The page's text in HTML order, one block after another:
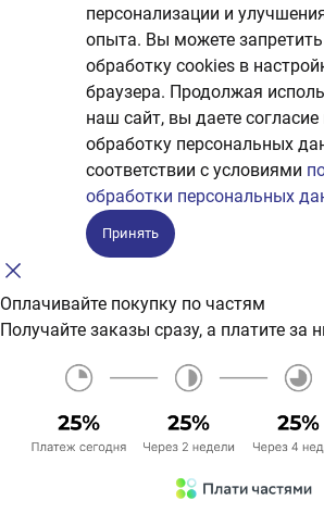
персонализации и
опыта. Вы можете запретить
обработку сookies в
браузера. Продолжая
наш сайт, вы даете согласие
обработку персональных
соответствии с условиями
обработки персональных
Принять
Оплачивайте покупку по частям
Получайте заказы сразу, а платите за